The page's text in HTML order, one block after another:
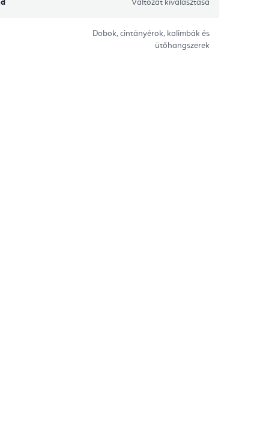
Változat kiválasztása
Dobok, cintányérok, kalimbák és
ütőhangszerek